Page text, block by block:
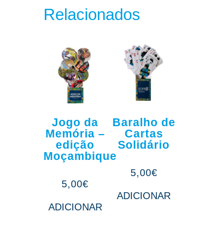
Relacionados
Jogo da
Memória –
edição
Moçambique
5,00€
ADICIONAR
Baralho de
Cartas
Solidário
5,00€
ADICIONAR